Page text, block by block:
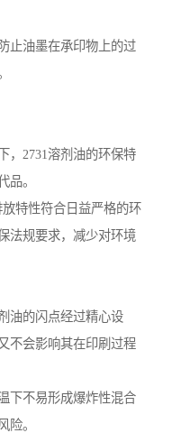
止油墨在承印物上的过
，2731溶剂油的环保特
品。
特性符合日益严格的环
法规要求，减少对环境
油的闪点经过精心设
不会影响其在印刷过程
下不易形成爆炸性混合
险。